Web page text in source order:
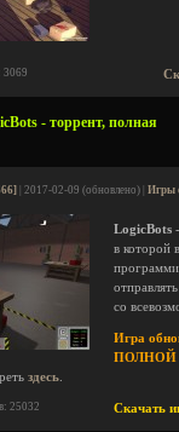
3069
- торрент, полная
| 2017-02-09 (обновлено) | Игры
LogicBots
в которой
со
Игра
ПОЛНОЙ
здесь
Скачать
25032